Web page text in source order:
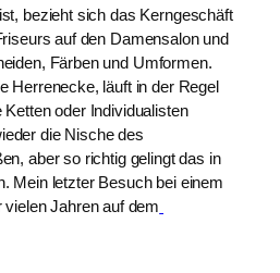
bezieht sich das Kerngeschäft
auf den Damensalon und
Färben und Umformen.
Herrenecke, läuft in der Regel
oder Individualisten
die Nische des
aber so richtig gelingt das in
Mein letzter Besuch bei einem
Jahren auf dem